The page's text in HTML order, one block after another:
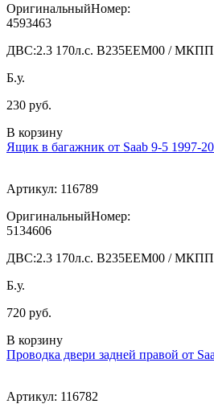
ОригинальныйНомер:
4593463
ДВС:2.3 170л.с. В235ЕЕМ00 / МКПП
Б.у.
230 руб.
В корзину
Ящик в багажник от Saab 9-5 1997-
Артикул: 116789
ОригинальныйНомер:
5134606
ДВС:2.3 170л.с. В235ЕЕМ00 / МКПП
Б.у.
720 руб.
В корзину
Проводка двери задней правой от
Артикул: 116782